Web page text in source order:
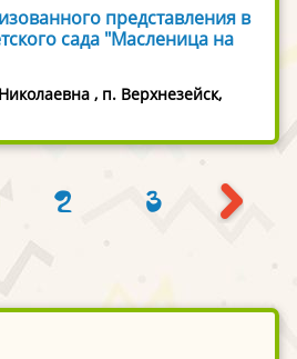
представления в
сада "Масленица на
, п. Верхнезейск,
2 3